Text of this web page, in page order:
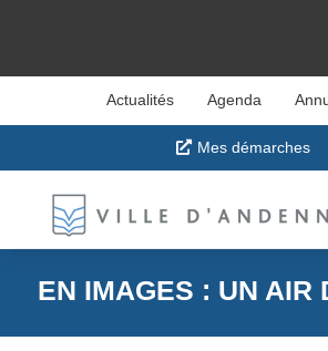
Actualités Agenda
Mes démarches
EN IMAGES : UN AIR